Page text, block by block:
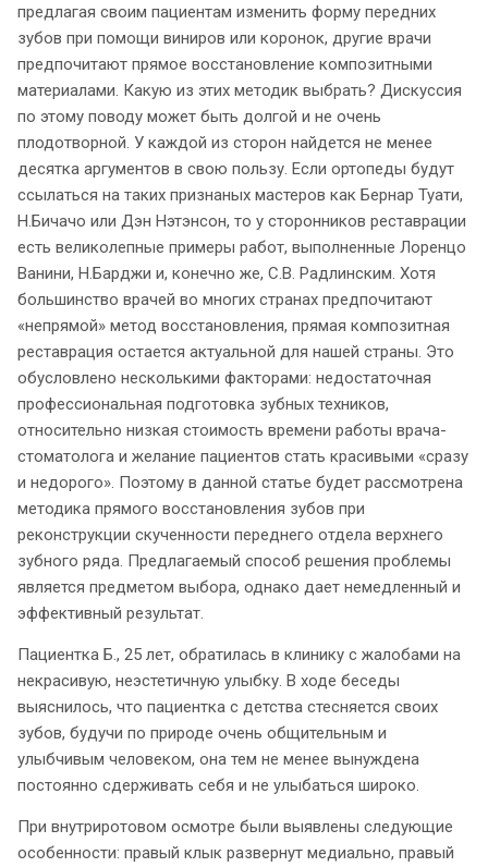
предлагая своим пациентам изменить форму передних
зубов при помощи виниров или коронок, другие врачи
предпочитают прямое восстановление композитными
материалами. Какую из этих методик выбрать? Дискуссия
по этому поводу может быть долгой и не очень
плодотворной. У каждой из сторон найдется не менее
десятка аргументов в свою пользу. Если ортопеды будут
ссылаться на таких признаных мастеров как Бернар Туати,
Н.Бичачо или Дэн Нэтэнсон, то у сторонников реставрации
есть великолепные примеры работ, выполненные Лоренцо
Ванини, Н.Барджи и, конечно же, С.В. Радлинским. Хотя
большинство врачей во многих странах предпочитают
«непрямой» метод восстановления, прямая композитная
реставрация остается актуальной для нашей страны. Это
обусловлено несколькими факторами: недостаточная
профессиональная подготовка зубных техников,
относительно низкая стоимость времени работы врача-
стоматолога и желание пациентов стать красивыми «сразу
и недорого». Поэтому в данной статье будет рассмотрена
методика прямого восстановления зубов при
реконструкции скученности переднего отдела верхнего
зубного ряда. Предлагаемый способ решения проблемы
является предметом выбора, однако дает немедленный и
эффективный результат.
Пациентка Б., 25 лет, обратилась в клинику с жалобами на
некрасивую, неэстетичную улыбку. В ходе беседы
выяснилось, что пациентка с детства стесняется своих
зубов, будучи по природе очень общительным и
улыбчивым человеком, она тем не менее вынуждена
постоянно сдерживать себя и не улыбаться широко.
При внутриротовом осмотре были выявлены следующие
особенности: правый клык развернут медиально, правый